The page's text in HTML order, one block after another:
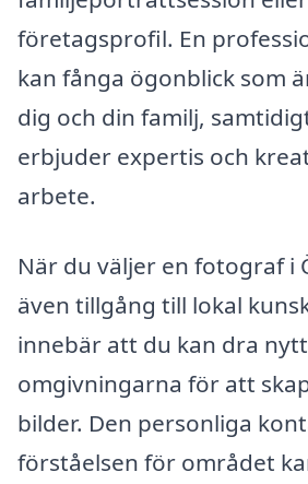
företagsprofil. En
kan fånga ögonblick som
dig och din familj,
erbjuder expertis och
arbete.
När du väljer en fotograf i
även tillgång till lokal
innebär att du kan dra
omgivningarna för att
bilder. Den personliga
förståelsen för området